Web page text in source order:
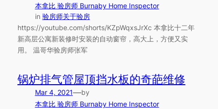
本拿比 验房师 Burnaby Home Inspector
in 验房师关于验房
https://youtube.com/shorts/KZpWqxsJrXc 本拿比十二年
新高层公寓新装修时安装的自动窗帘，高大上，方便又实
用。 温哥华验房师张军
锅炉排气管屋顶挡水板的奇葩维修
Mar 4, 2021—by
本拿比 验房师 Burnaby Home Inspector